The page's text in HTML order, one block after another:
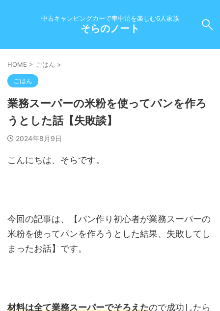
中古キャンピングカーで車中泊を楽しむ6人家族
そらのノート
HOME > ごはん >
ごはん
業務スーパーの米粉を使ってパンを作ろ
うとした話【失敗談】
2024年8月9日
こんにちは、そらです。
今回の記事は、【パン作り初心者が業務スーパーの
米粉を使ってパンを作ろうとした結果、失敗してし
まったお話】です。
材料は全て業務スーパーでそろえたので成功したら